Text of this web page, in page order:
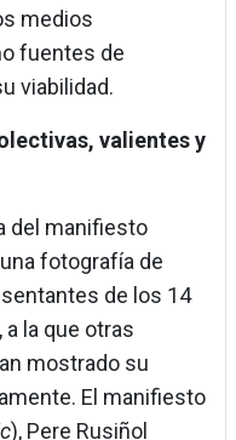
medios
fuentes de
viabilidad.
valientes y
del manifiesto
fotografía de
de los 14
la que otras
mostrado su
El manifiesto
), Pere Rusiñol